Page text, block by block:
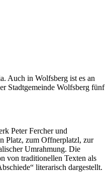
Auch in Wolfsberg ist es an
Stadtgemeinde Wolfsberg fünf
Peter Fercher und
Platz, zum Offnerplatzl, zur
Umrahmung. Die
von traditionellen Texten als
literarisch dargestellt.